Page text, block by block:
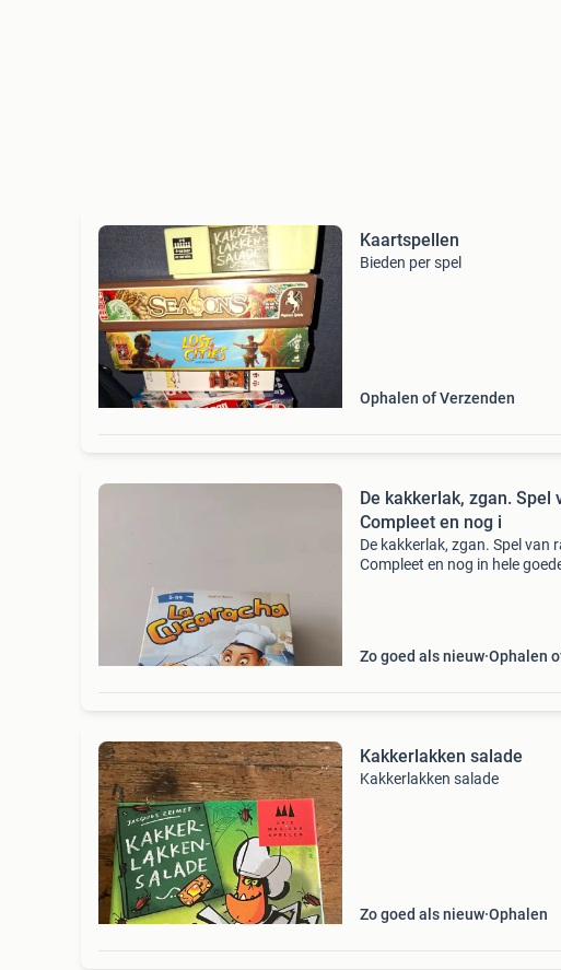
Kaartspellen
Bieden per spel
Ophalen of Verzenden
De kakkerlak, zgan. Spel
Compleet en nog i
De kakkerlak, zgan. Spel van
Compleet en nog in hele
Zo goed als nieuw Ophalen
Kakkerlakken salade
Kakkerlakken salade
Zo goed als nieuw Ophalen